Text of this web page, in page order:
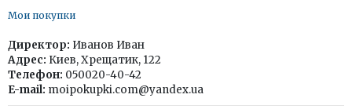
Мои покупки
Директор: Иванов Иван
Адрес: Киев, Хрещатик, 122
Телефон: 050020-40-42
E-mail: moipokupki.com@yandex.ua